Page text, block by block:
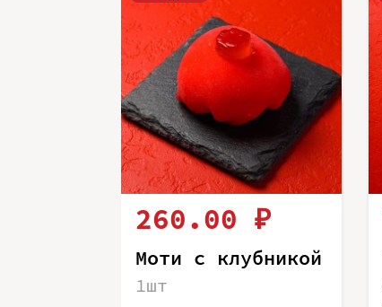
260.00 ₽
Моти с клубникой
1шт